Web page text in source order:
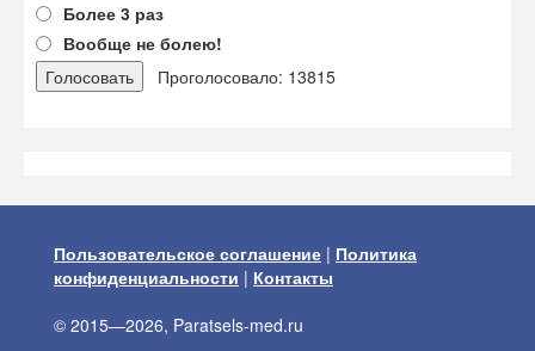
Более 3 раз
Вообще не болею!
Проголосовало: 13815
Пользовательское соглашение | Политика
конфиденциальности | Контакты
© 2015—2026, Paratsels-med.ru